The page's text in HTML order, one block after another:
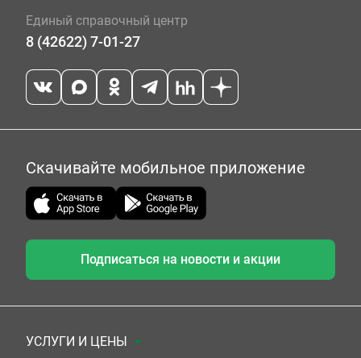
Единый справочный центр
8 (42622) 7-01-27
Скачивайте мобильное приложение
Подписаться на новости и акции
УСЛУГИ И ЦЕНЫ